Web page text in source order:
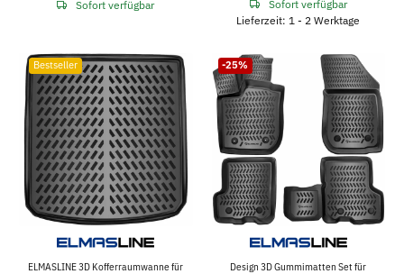
Sofort verfügbar
Sofort verfügbar
Lieferzeit: 1 - 2 Werktage
Bestseller
ELMASLINE 3D Kofferraumwanne für
-25%
Design 3D Gummimatten Set für